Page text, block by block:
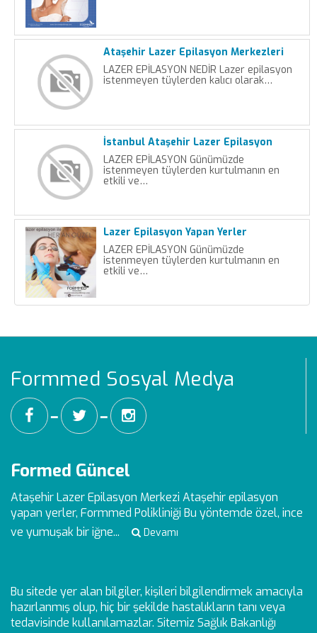
Ataşehir Lazer Epilasyon Merkezleri
LAZER EPİLASYON NEDİR Lazer epilasyon
istenmeyen tüylerden kalıcı olarak…
İstanbul Ataşehir Lazer Epilasyon
LAZER EPİLASYON Günümüzde
istenmeyen tüylerden kurtulmanın en
etkili ve…
Lazer Epilasyon Yapan Yerler
LAZER EPİLASYON Günümüzde
istenmeyen tüylerden kurtulmanın en
etkili ve…
Formmed Sosyal Medya
━ ━
Formed Güncel
Ataşehir Lazer Epilasyon Merkezi Ataşehir epilasyon
yapan yerler, Formmed Polikliniği Bu yöntemde özel, ince
ve yumuşak bir iğne...
Devamı
Bu sitede yer alan bilgiler, kişileri bilgilendirmek amacıyla
hazırlanmış olup, hiç bir şekilde hastalıkların tanı veya
tedavisinde kullanılamazlar. Sitemiz Sağlık Bakanlığı